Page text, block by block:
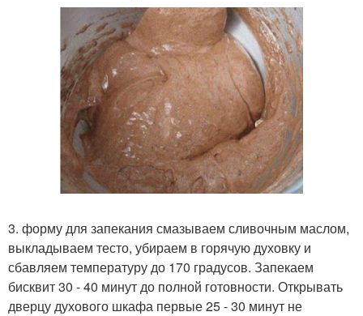
3. форму для запекания смазываем сливочным маслом,
выкладываем тесто, убираем в горячую духовку и
сбавляем температуру до 170 градусов. Запекаем
бисквит 30 - 40 минут до полной готовности. Открывать
дверцу духового шкафа первые 25 - 30 минут не